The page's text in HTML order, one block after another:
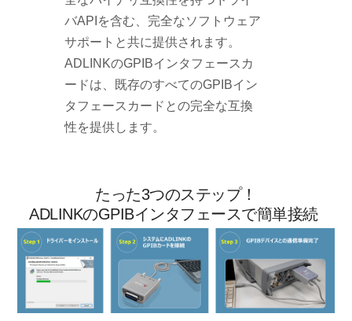
バAPIを含む、完全なソフトウェア
サポートと共に提供されます。
ADLINKのGPIBインタフェースカ
ードは、既存のすべてのGPIBイン
タフェースカードとの完全な互換
性を提供します。
たった3つのステップ！
ADLINKのGPIBインタフェースで簡単接続